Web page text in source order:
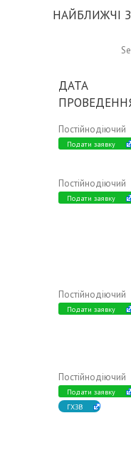
НАЙБЛИЖЧІ
ДАТА
Постійнодіючий
Подати заявку
Постійнодіючий
Подати заявку
Постійнодіючий
Подати заявку
Постійнодіючий
Подати заявку
ГХЗВ